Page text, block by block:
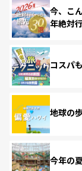
今、こ
年絶対
コスパ
地球の
今年の